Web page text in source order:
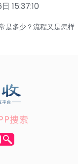
15:37:10
是多少？流程又是怎样